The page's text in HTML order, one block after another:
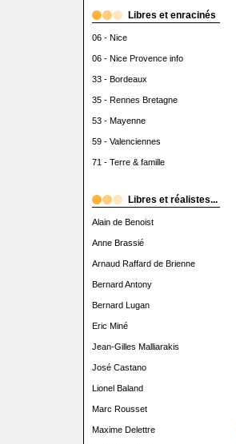
Libres et enracinés
06 - Nice
06 - Nice Provence info
33 - Bordeaux
35 - Rennes Bretagne
53 - Mayenne
59 - Valenciennes
71 - Terre & famille
Libres et réalistes...
Alain de Benoist
Anne Brassié
Arnaud Raffard de Brienne
Bernard Antony
Bernard Lugan
Eric Miné
Jean-Gilles Malliarakis
José Castano
Lionel Baland
Marc Rousset
Maxime Delettre